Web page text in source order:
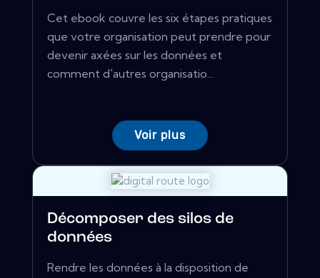
Cet ebook couvre les six étapes pratiques
que votre organisation peut prendre pour
devenir axées sur les données et
comment d'autres organisatio...
Voir plus
Décomposer des silos de
données
Rendre les données à la disposition de